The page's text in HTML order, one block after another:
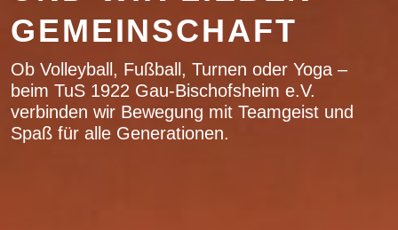
GEMEINSCHAFT
Ob Volleyball, Fußball, Turnen oder Yoga –
beim TuS 1922 Gau-Bischofsheim e.V.
verbinden wir Bewegung mit Teamgeist und
Spaß für alle Generationen.